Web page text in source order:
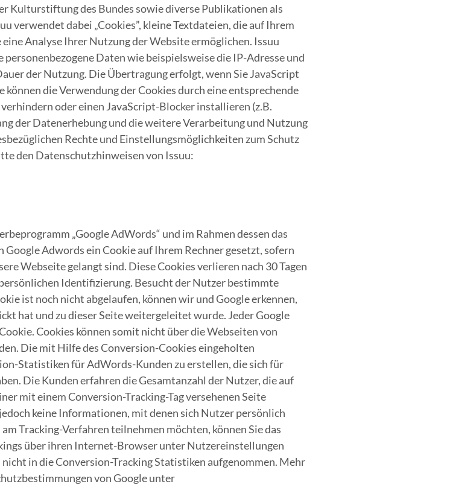
Kulturstiftung des Bundes sowie diverse Publikationen als
verwendet dabei „Cookies”, kleine Textdateien, die auf Ihrem
Analyse Ihrer Nutzung der Website ermöglichen. Issuu
Daten wie beispielsweise die IP-Adresse und
der Nutzung. Die Übertragung erfolgt, wenn Sie JavaScript
die Verwendung der Cookies durch eine entsprechende
oder einen JavaScript-Blocker installieren (z.B.
der Datenerhebung und die weitere Verarbeitung und Nutzung
Rechte und Einstellungsmöglichkeiten zum Schutz
den Datenschutzhinweisen von Issuu:
„Google AdWords“ und im Rahmen dessen das
Adwords ein Cookie auf Ihrem Rechner gesetzt, sofern
Webseite gelangt sind. Diese Cookies verlieren nach 30 Tagen
Identifizierung. Besucht der Nutzer bestimmte
ist noch nicht abgelaufen, können wir und Google erkennen,
hat und zu dieser Seite weitergeleitet wurde. Jeder Google
Cookies können somit nicht über die Webseiten von
Die mit Hilfe des Conversion-Cookies eingeholten
Statistiken für AdWords-Kunden zu erstellen, die sich für
Die Kunden erfahren die Gesamtanzahl der Nutzer, die auf
mit einem Conversion-Tracking-Tag versehenen Seite
keine Informationen, mit denen sich Nutzer persönlich
Tracking-Verfahren teilnehmen möchten, können Sie das
über ihren Internet-Browser unter Nutzereinstellungen
in die Conversion-Tracking Statistiken aufgenommen. Mehr
von Google unter